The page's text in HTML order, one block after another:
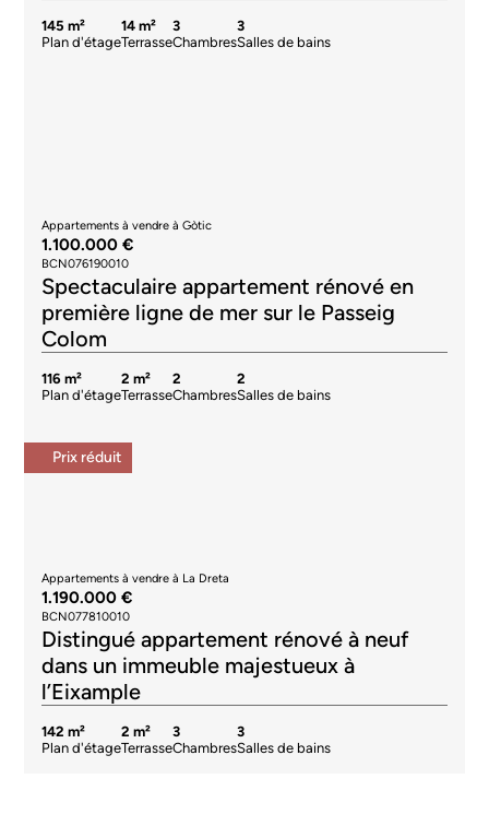
145 m²
Plan d'étage
14 m²
Terrasse
3
Chambres
3
Salles de bains
Appartements à vendre à Gòtic
1.100.000 €
BCN076190010
Spectaculaire appartement rénové en
première ligne de mer sur le Passeig
Colom
116 m²
Plan d'étage
2 m²
Terrasse
2
Chambres
2
Salles de bains
Prix ​​réduit
Appartements à vendre à La Dreta
1.190.000 €
BCN077810010
Distingué appartement rénové à neuf
dans un immeuble majestueux à
l’Eixample
142 m²
Plan d'étage
2 m²
Terrasse
3
Chambres
3
Salles de bains